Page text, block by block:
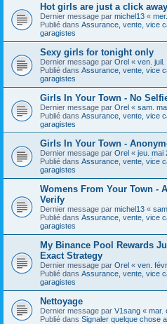
Hot girls are just a click away
Dernier message par michel13 «
Publié dans Assurance, vente, vice
garagistes
Sexy girls for tonight only
Dernier message par Orel « ven. juil.
Publié dans Assurance, vente, vice
garagistes
Girls In Your Town - No
Dernier message par Orel « sam.
Publié dans Assurance, vente, vice
garagistes
Girls In Your Town -
Dernier message par Orel « jeu. mai
Publié dans Assurance, vente, vice
garagistes
Womens From Your Town -
Verify
Dernier message par michel13 «
Publié dans Assurance, vente, vice
garagistes
My Binance Pool Rewards
Exact Strategy
Dernier message par Orel « ven.
Publié dans Assurance, vente, vice
garagistes
Nettoyage
Dernier message par V1sang « mar.
Publié dans Signaler quelque chose